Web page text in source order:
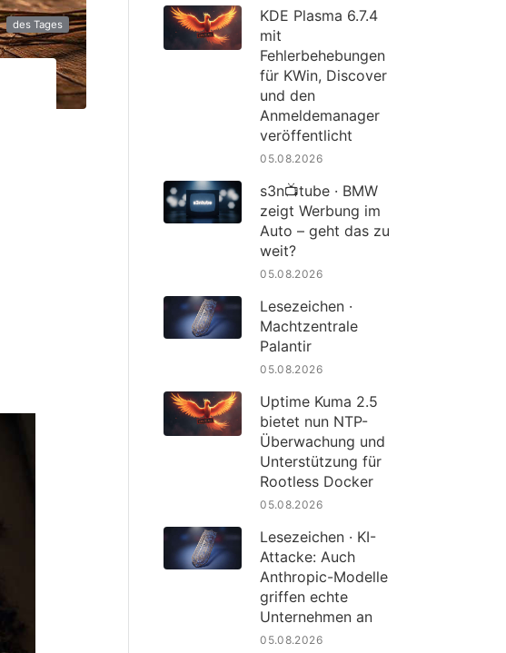
des Tages
KDE Plasma 6.7.4
mit
Fehlerbehebungen
für KWin, Discover
und den
Anmeldemanager
veröffentlicht
05.08.2026
s3n📺tube · BMW
zeigt Werbung im
Auto – geht das zu
weit?
05.08.2026
Lesezeichen ·
Machtzentrale
Palantir
05.08.2026
Uptime Kuma 2.5
bietet nun NTP-
Überwachung und
Unterstützung für
Rootless Docker
05.08.2026
Lesezeichen · KI-
Attacke: Auch
Anthropic-Modelle
griffen echte
Unternehmen an
05.08.2026